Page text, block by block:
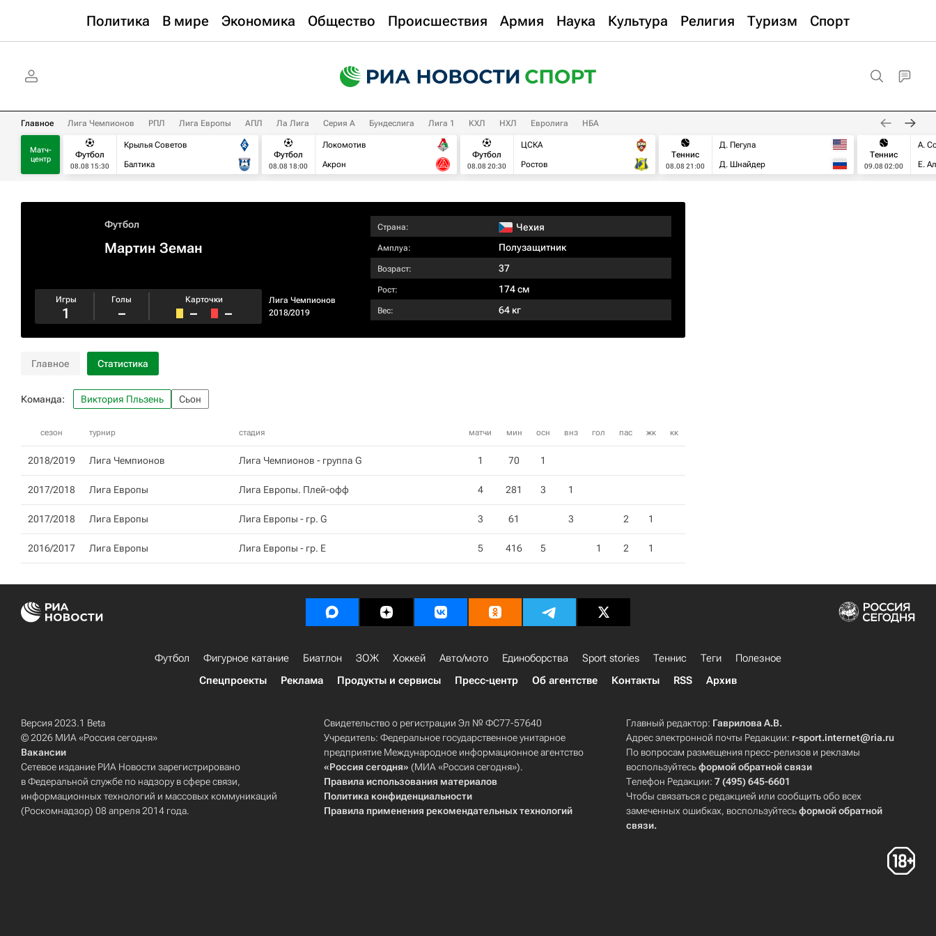
Политика В мире Экономика Общество Происшествия Армия Наука Культура Религия Туризм Спорт
Главное Лига Чемпионов РПЛ Лига Европы АПЛ Ла Лига Серия А Бундеслига Лига 1 КХЛ НХЛ Евролига НБА
Матч-
центр
Футбол
08.08 15:30
Крылья Советов
Балтика
Футбол
08.08 18:00
Локомотив
Акрон
Футбол
08.08 20:30
ЦСКА
Ростов
Теннис
08.08 21:00
Д. Пегула
Д. Шнайдер
Теннис
09.08 02:00
А.
Е.
Футбол
Мартин Земан
Лига Чемпионов
2018/2019
Игры
1
Голы
–
Карточки
– –
Страна: Чехия
Амплуа: Полузащитник
Возраст: 37
Рост: 174 см
Вес: 64 кг
Главное Статистика
Команда: Виктория Пльзень Сьон
сезон турнир стадия матчи мин осн внз гол пас жк кк
2018/2019 Лига Чемпионов Лига Чемпионов - группа G 1 70 1
2017/2018 Лига Европы Лига Европы. Плей-офф 4 281 3 1
2017/2018 Лига Европы Лига Европы - гр. G 3 61 3 2 1
2016/2017 Лига Европы Лига Европы - гр. E 5 416 5 1 2 1
Футбол Фигурное катание Биатлон ЗОЖ Хоккей Авто/мото Единоборства Sport stories Теннис Теги
Полезное
Спецпроекты
Реклама Продукты и сервисы Пресс-центр Об агентстве Контакты RSS Архив
Версия 2023.1 Beta
© 2026 МИА «Россия сегодня»
Вакансии
Сетевое издание РИА Новости зарегистрировано
в Федеральной службе по надзору в сфере связи,
информационных технологий и массовых коммуникаций
(Роскомнадзор) 08 апреля 2014 года.
Свидетельство о регистрации Эл № ФС77-57640
Учредитель: Федеральное государственное унитарное
предприятие Международное информационное агентство
«Россия сегодня» (МИА «Россия сегодня»).
Правила использования материалов
Политика конфиденциальности
Правила применения рекомендательных технологий
Главный редактор: Гаврилова А.В.
Адрес электронной почты Редакции: r-sport.internet@ria.ru
По вопросам размещения пресс-релизов и рекламы
воспользуйтесьформой обратной связи
Телефон Редакции:7 (495) 645-6601
Чтобы связаться с редакцией или сообщить обо всех
замеченных ошибках, воспользуйтесьформой обратной
связи.